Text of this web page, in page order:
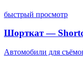
быстрый просмотр
Шорткат —
Автомобили для